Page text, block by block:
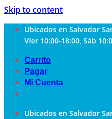
Skip to content
Ubicados en Salvador
Vier 10:00-18:00, Sáb
Carrito
Pagar
Mi Cuenta
Ubicados en Salvador